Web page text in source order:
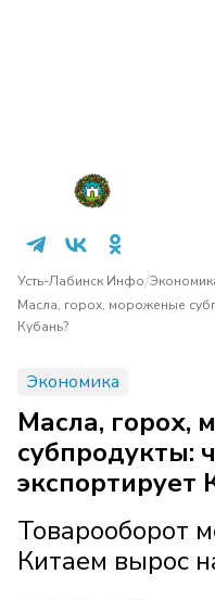
Усть-Лабинск Инфо/
Масла, горох, мороженые
Кубань?
Экономика
Масла, горох,
субпродукты:
экспортирует
Товарооборот
Китаем вырос